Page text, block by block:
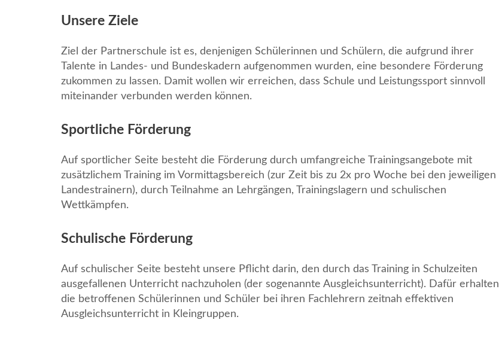
Unsere Ziele
Ziel der Partnerschule ist es, denjenigen Schülerinnen und Schülern, die aufgrund ihrer
Talente in Landes- und Bundeskadern aufgenommen wurden, eine besondere Förderung
zukommen zu lassen. Damit wollen wir erreichen, dass Schule und Leistungssport sinnvoll
miteinander verbunden werden können.
Sportliche Förderung
Auf sportlicher Seite besteht die Förderung durch umfangreiche Trainingsangebote mit
zusätzlichem Training im Vormittagsbereich (zur Zeit bis zu 2x pro Woche bei den jeweiligen
Landestrainern), durch Teilnahme an Lehrgängen, Trainingslagern und schulischen
Wettkämpfen.
Schulische Förderung
Auf schulischer Seite besteht unsere Pflicht darin, den durch das Training in Schulzeiten
ausgefallenen Unterricht nachzuholen (der sogenannte Ausgleichsunterricht). Dafür erhalten
die betroffenen Schülerinnen und Schüler bei ihren Fachlehrern zeitnah effektiven
Ausgleichsunterricht in Kleingruppen.